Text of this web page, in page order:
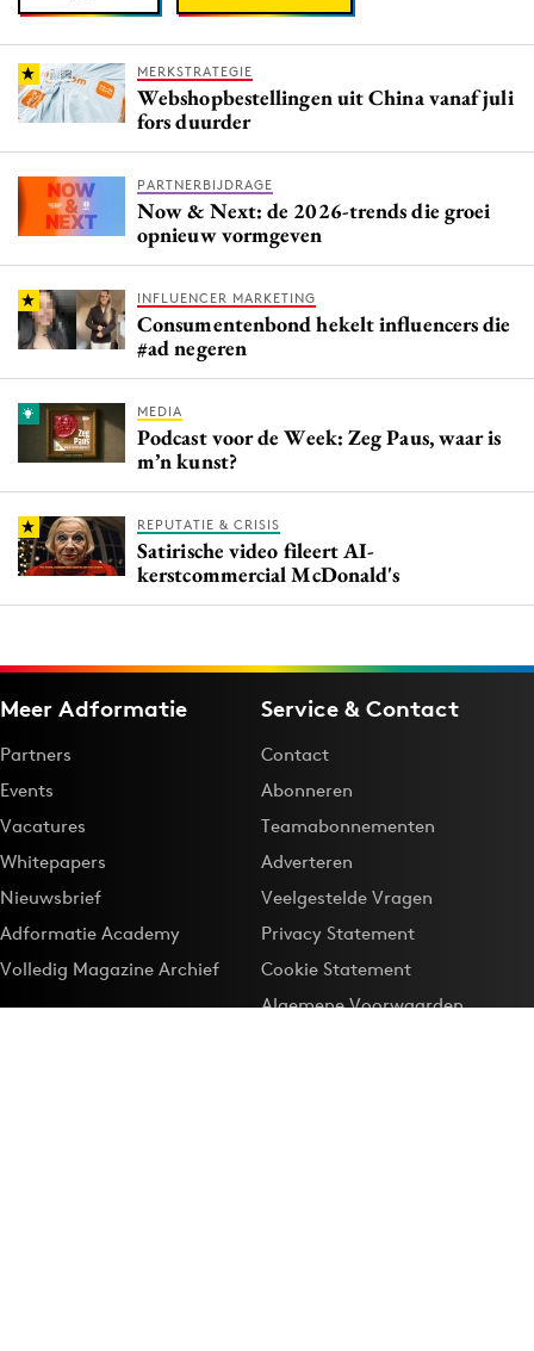
MERKSTRATEGIE
Webshopbestellingen uit China vanaf juli
fors duurder
PARTNERBIJDRAGE
Now & Next: de 2026-trends die groei
opnieuw vormgeven
INFLUENCER MARKETING
Consumentenbond hekelt influencers die
#ad negeren
MEDIA
Podcast voor de Week: Zeg Paus, waar is
m’n kunst?
REPUTATIE & CRISIS
Satirische video fileert AI-
kerstcommercial McDonald's
Meer Adformatie
Partners
Events
Vacatures
Whitepapers
Nieuwsbrief
Adformatie Academy
Volledig Magazine Archief
Service & Contact
Contact
Abonneren
Teamabonnementen
Adverteren
Veelgestelde Vragen
Privacy Statement
Cookie Statement
Algemene Voorwaarden